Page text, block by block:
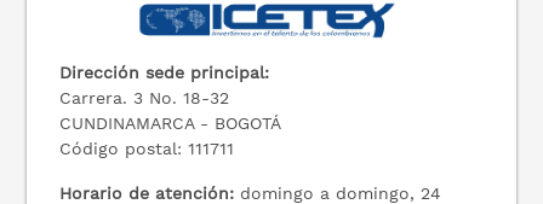
Dirección sede principal:
Carrera. 3 No. 18-32
CUNDINAMARCA - BOGOTÁ
Código postal: 111711
Horario de atención: domingo a domingo, 24